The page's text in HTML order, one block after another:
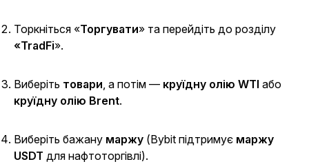
Торкніться «Торгувати» та перейдіть до розділу
«TradFi».
Виберіть товари , а потім — круїдну олію WTI або
круїдну олію Brent.
Виберіть бажану маржу (Bybit підтримує маржу
USDT для нафтоторгівлі).